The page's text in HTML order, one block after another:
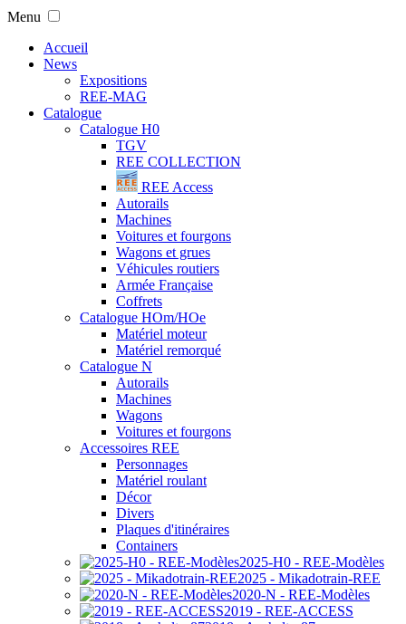
Menu
Accueil
News
Expositions
REE-MAG
Catalogue
Catalogue H0
TGV
REE COLLECTION
REE Access
Autorails
Machines
Voitures et fourgons
Wagons et grues
Véhicules routiers
Armée Française
Coffrets
Catalogue HOm/HOe
Matériel moteur
Matériel remorqué
Catalogue N
Autorails
Machines
Wagons
Voitures et fourgons
Accessoires REE
Personnages
Matériel roulant
Décor
Divers
Plaques d'itinéraires
Containers
2025-H0 - REE-Modèles
2025 - Mikadotrain-REE
2020-N - REE-Modèles
2019 - REE-ACCESS